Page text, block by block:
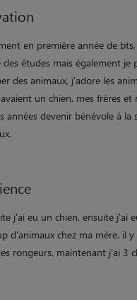
en première année de
des études mais également je
des animaux, j'adore les
un chien, mes frères
années devenir bénévole à
j'ai eu un chien, ensuite j'ai
d'animaux chez ma mère. il
rongeurs. maintenant j'ai 3